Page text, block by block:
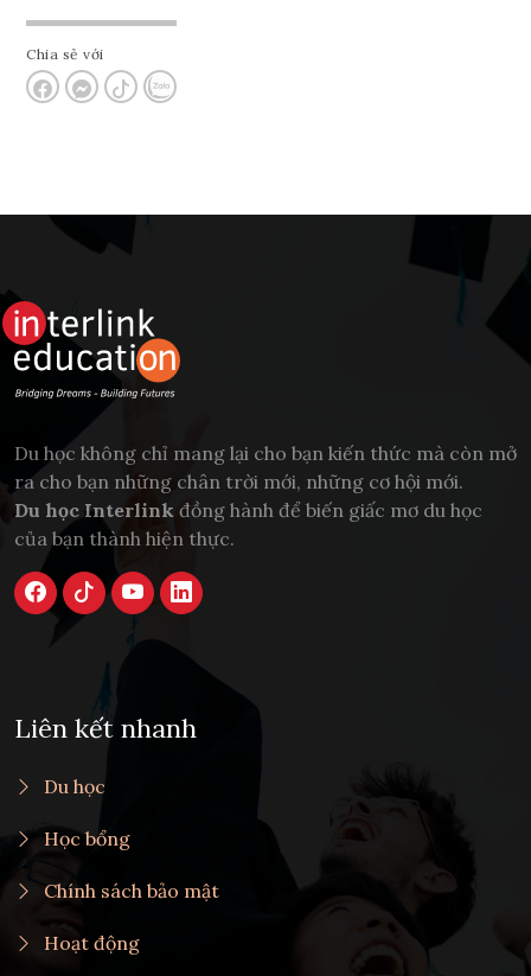
Chia sẻ với
Du học không chỉ mang lại cho bạn kiến thức mà còn mở
ra cho bạn những chân trời mới, những cơ hội mới.
Du học Interlink đồng hành để biến giấc mơ du học
của bạn thành hiện thực.
Liên kết nhanh
Du học
Học bổng
Chính sách bảo mật
Hoạt động